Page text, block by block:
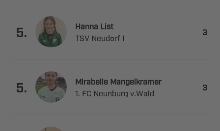
.
 
  

.
 
   
